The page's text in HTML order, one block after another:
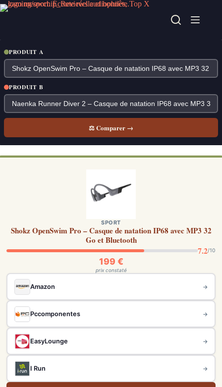
Passer
au
PRODUIT A
PRODUIT B
⚖ Comparer →
SPORT
Shokz OpenSwim Pro – Casque de natation IP68 avec MP3 32
Go et Bluetooth
7.2/10
199 €
prix constaté
Amazon →
Pccomponentes →
EasyLounge →
I Run →